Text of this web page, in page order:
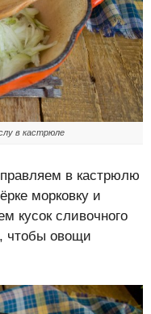
в кастрюле
в кастрюлю
морковку и
кусок сливочного
чтобы овощи